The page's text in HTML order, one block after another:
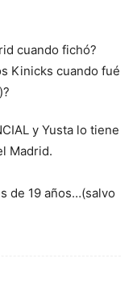
cuando fichó?
Kinicks cuando fué
y Yusta lo tiene
Madrid.
de 19 años…(salvo